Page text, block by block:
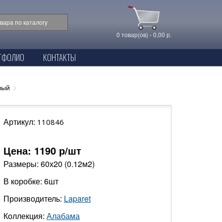
0 товар(ов) - 0,00 р.
КОНТАКТЫ
Артикул: 110846
Цена: 1190 р/шт
Размеры: 60х20 (0.12м2)
В коробке: 6шт
Производитель: Laparet
Коллекция: Алабама